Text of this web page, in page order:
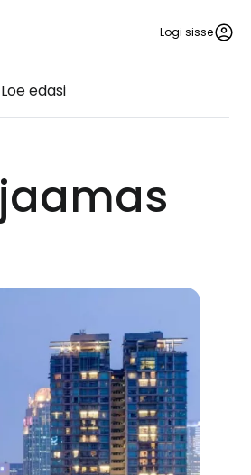
Logi sisse
Loe edasi